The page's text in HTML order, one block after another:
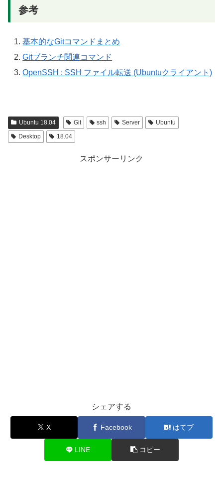
参考
基本的なGitコマンドまとめ
Gitブランチ関連コマンド
OpenSSH : SSH ファイル転送 (Ubuntuクライアント)
Ubuntu 18.04 Git ssh Server
Ubuntu
Desktop
18.04
スポンサーリンク
シェアする
X Facebook はてブ
LINE コピー